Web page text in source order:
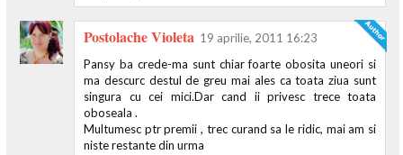
Postolache Violeta 19 aprilie, 2011 16:23
Pansy ba crede-ma sunt chiar foarte obosita uneori si
ma descurc destul de greu mai ales ca toata ziua sunt
singura cu cei mici.Dar cand ii privesc trece toata
oboseala .
Multumesc ptr premii , trec curand sa le ridic, mai am si
niste restante din urma